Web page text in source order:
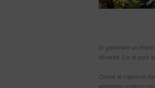
In generale un
diverso. Lo si può
Come si capisce
esempio pratico